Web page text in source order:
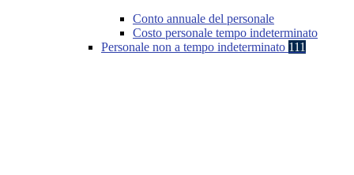
Conto annuale del personale
Costo personale tempo indeterminato
Personale non a tempo indeterminato 111